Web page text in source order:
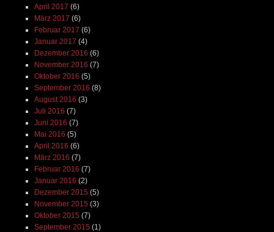
April 2017 (6)
März 2017 (6)
Februar 2017 (6)
Januar 2017 (4)
Dezember 2016 (6)
November 2016 (7)
Oktober 2016 (5)
September 2016 (8)
August 2016 (3)
Juli 2016 (7)
Juni 2016 (7)
Mai 2016 (5)
April 2016 (6)
März 2016 (7)
Februar 2016 (7)
Januar 2016 (2)
Dezember 2015 (5)
November 2015 (3)
Oktober 2015 (7)
September 2015 (1)